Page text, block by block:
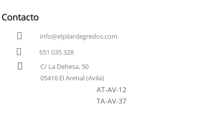
Contacto
 info@elpilardegredos.com
 651 035 328

C/ La Dehesa, 50
05416 El Arenal (Avila)
AT-AV-12
TA-AV-37